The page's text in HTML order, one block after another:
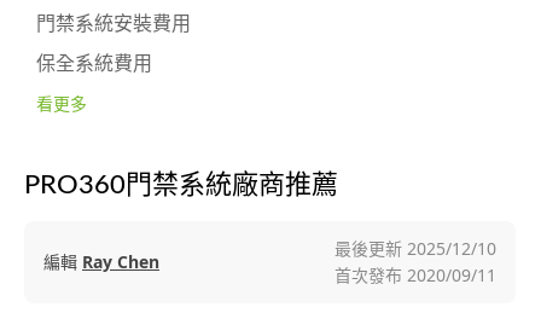
門禁系統安裝費用
保全系統費用
看更多
PRO360門禁系統廠商推薦
編輯 Ray Chen
最後更新 2025/12/10
首次發布 2020/09/11